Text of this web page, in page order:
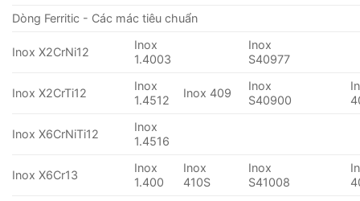
Dòng Ferritic - Các mác tiêu chuẩn
Inox X2CrNi12
Inox
1.4003
Inox
S40977
Inox X2CrTi12
Inox
1.4512
Inox 409
Inox
S40900
Inox X6CrNiTi12
Inox
1.4516
Inox X6Cr13
Inox
1.400
Inox
410S
Inox
S41008